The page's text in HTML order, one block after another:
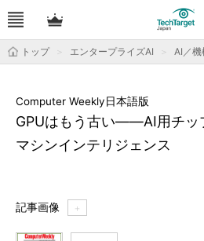
トップ エンタープライズAI AI／
GPUはもう古い――AI用チッ
マシンインテリジェンス
Computer Weekly日本語版
記事画像 ＋